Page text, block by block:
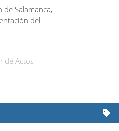
Salamanca,
del
de Actos